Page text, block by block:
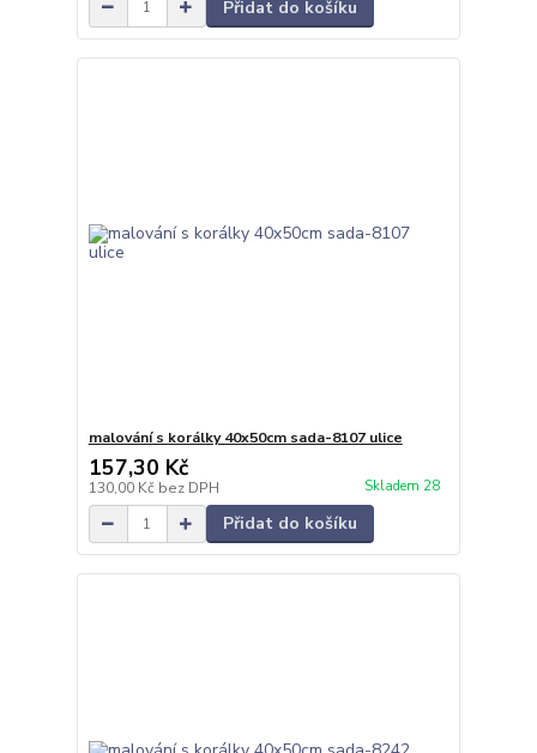
Přidat do košíku
malování s korálky 40x50cm sada-8107 ulice
157,30 Kč
130,00 Kč bez DPH Skladem 28
Přidat do košíku